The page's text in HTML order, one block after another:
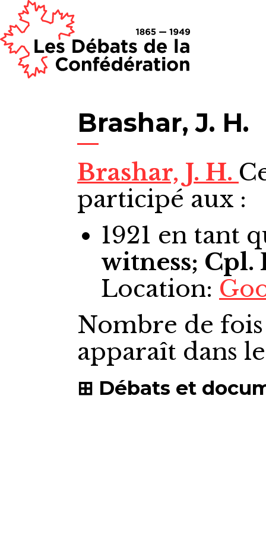
Brashar, J. H.
Brashar, J. H.
participé aux :
1921 en tant
witness; Cpl.
Location:
Nombre de
apparaît dans
Débats et